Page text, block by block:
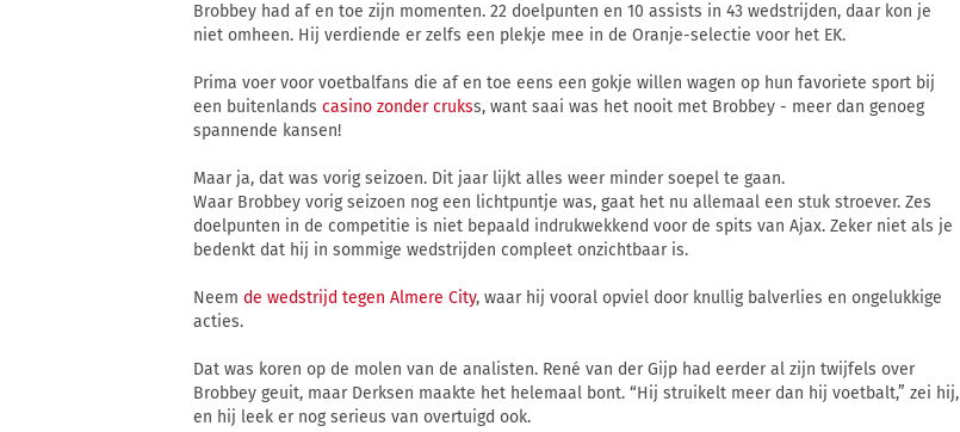
Brobbey had af en toe zijn momenten. 22 doelpunten en 10 assists in 43 wedstrijden, daar kon je
niet omheen. Hij verdiende er zelfs een plekje mee in de Oranje-selectie voor het EK.
Prima voer voor voetbalfans die af en toe eens een gokje willen wagen op hun favoriete sport bij
een buitenlands casino zonder crukss, want saai was het nooit met Brobbey - meer dan genoeg
spannende kansen!
Maar ja, dat was vorig seizoen. Dit jaar lijkt alles weer minder soepel te gaan.
Waar Brobbey vorig seizoen nog een lichtpuntje was, gaat het nu allemaal een stuk stroever. Zes
doelpunten in de competitie is niet bepaald indrukwekkend voor de spits van Ajax. Zeker niet als je
bedenkt dat hij in sommige wedstrijden compleet onzichtbaar is.
Neem de wedstrijd tegen Almere City, waar hij vooral opviel door knullig balverlies en ongelukkige
acties.
Dat was koren op de molen van de analisten. René van der Gijp had eerder al zijn twijfels over
Brobbey geuit, maar Derksen maakte het helemaal bont. “Hij struikelt meer dan hij voetbalt,” zei hij,
en hij leek er nog serieus van overtuigd ook.